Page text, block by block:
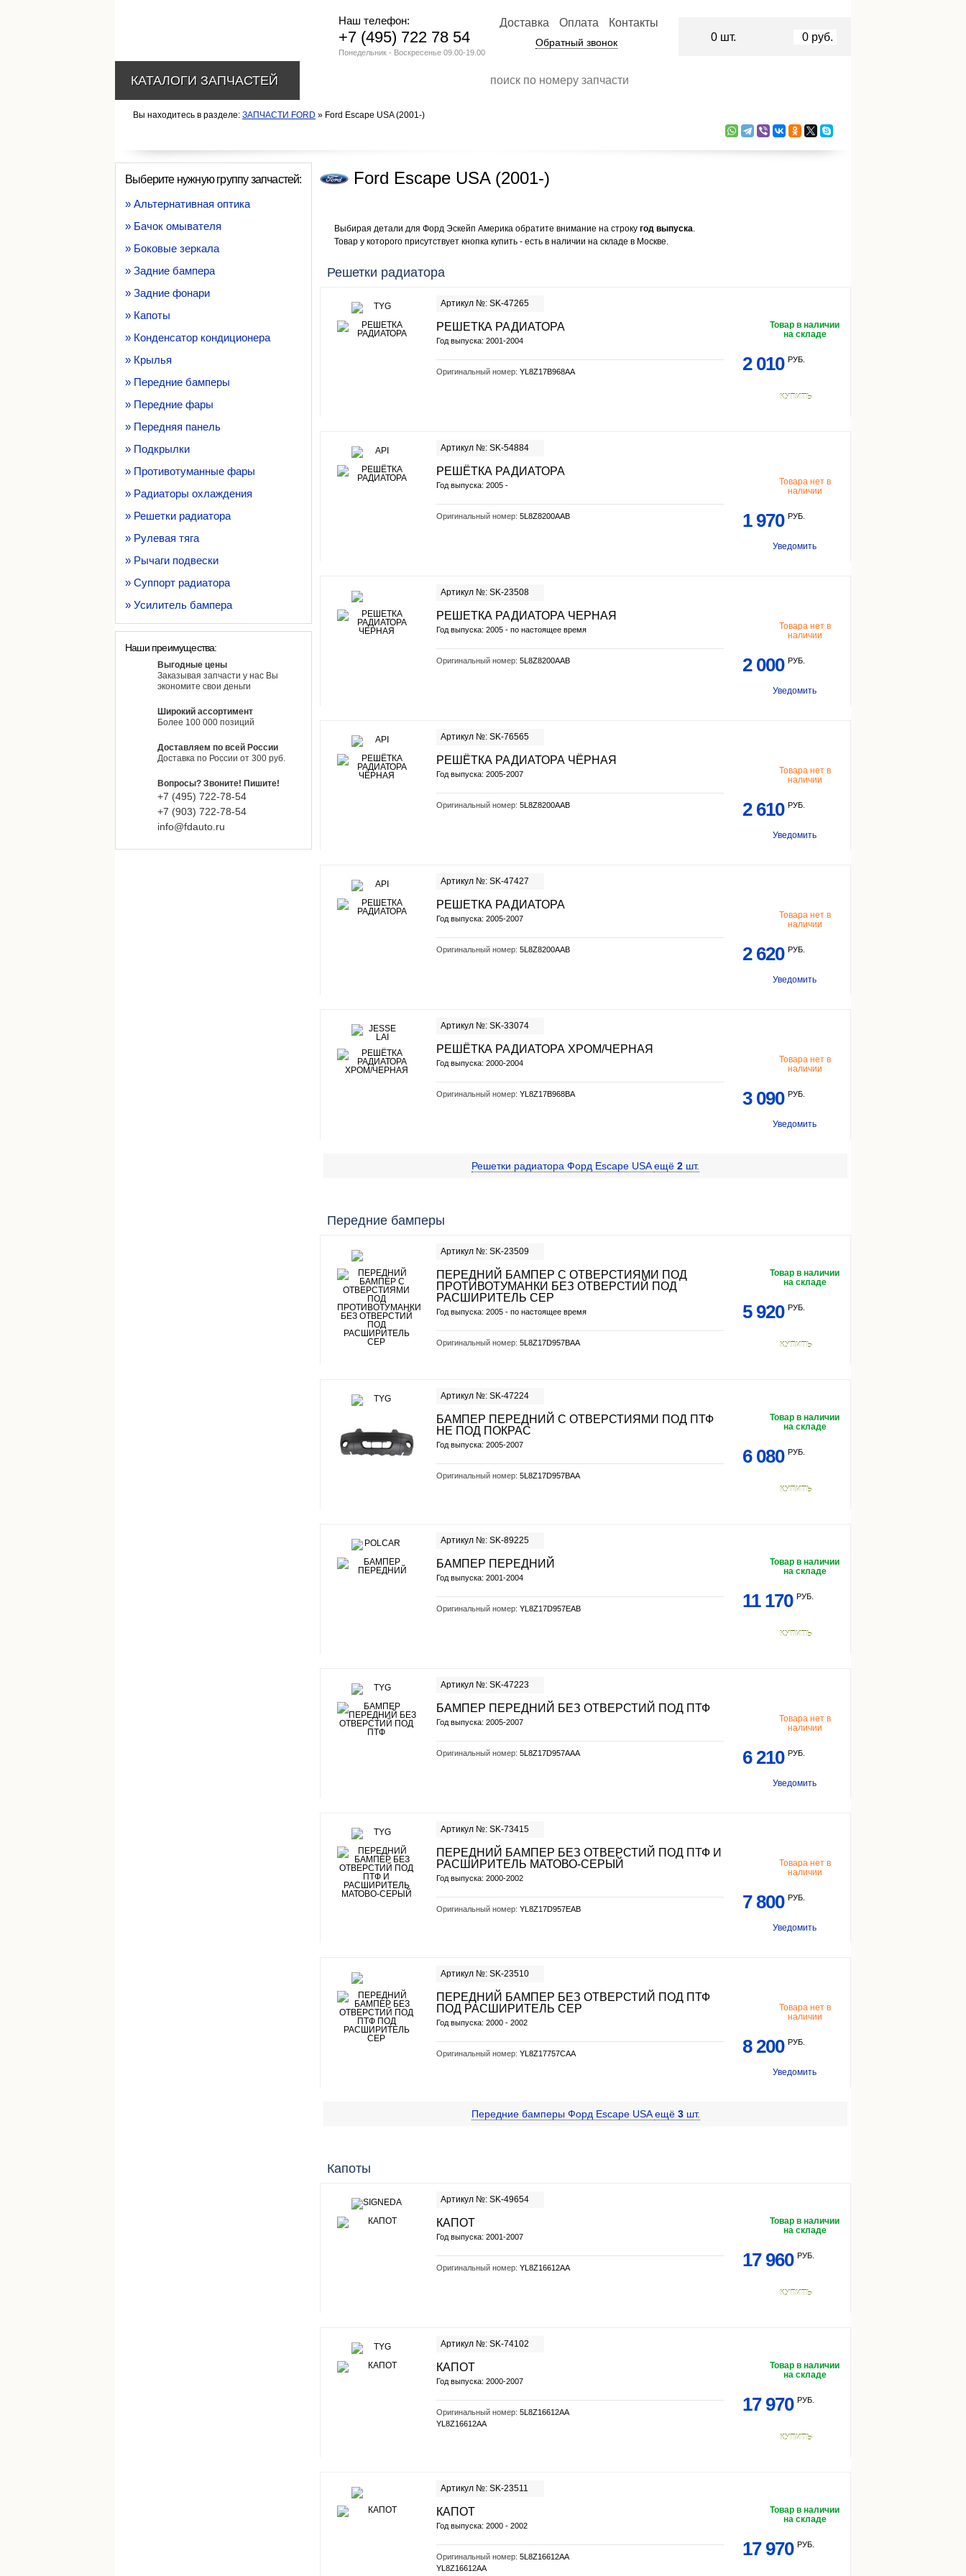
Вы находитесь в разделе: ЗАПЧАСТИ FORD » Ford Escape USA (2001-)
Ford Escape USA (2001-)
Выбирая детали для Форд Эскейп Америка обратите внимание на строку год выпуска.
Товар у которого присутствует кнопка купить - есть в наличии на складе в Москве.
Решетки радиатора
Артикул №: SK-47265
РЕШЕТКА РАДИАТОРА
Год выпуска: 2001-2004
Оригинальный номер: YL8Z17B968AA
Товар в наличии
на складе
2 010 РУБ.
КУПИТЬ
Артикул №: SK-54884
РЕШЁТКА РАДИАТОРА
Год выпуска: 2005 -
Оригинальный номер: 5L8Z8200AAB
Товара нет в
наличии
1 970 РУБ.
Уведомить
Артикул №: SK-23508
РЕШЕТКА РАДИАТОРА ЧЕРНАЯ
Год выпуска: 2005 - по настоящее время
Оригинальный номер: 5L8Z8200AAB
Товара нет в
наличии
2 000 РУБ.
Уведомить
Артикул №: SK-76565
РЕШЁТКА РАДИАТОРА ЧЁРНАЯ
Год выпуска: 2005-2007
Оригинальный номер: 5L8Z8200AAB
Товара нет в
наличии
2 610 РУБ.
Уведомить
Артикул №: SK-47427
РЕШЕТКА РАДИАТОРА
Год выпуска: 2005-2007
Оригинальный номер: 5L8Z8200AAB
Товара нет в
наличии
2 620 РУБ.
Уведомить
Артикул №: SK-33074
РЕШЁТКА РАДИАТОРА ХРОМ/ЧЕРНАЯ
Год выпуска: 2000-2004
Оригинальный номер: YL8Z17B968BA
Товара нет в
наличии
3 090 РУБ.
Уведомить
Решетки радиатора Форд Escape USAещё 2 шт.
Передние бамперы
Артикул №: SK-23509
ПЕРЕДНИЙ БАМПЕР С ОТВЕРСТИЯМИ ПОД
ПРОТИВОТУМАНКИ БЕЗ ОТВЕРСТИЙ ПОД
РАСШИРИТЕЛЬ СЕР
Год выпуска: 2005 - по настоящее время
Оригинальный номер: 5L8Z17D957BAA
Товар в наличии
на складе
5 920 РУБ.
КУПИТЬ
Артикул №: SK-47224
БАМПЕР ПЕРЕДНИЙ С ОТВЕРСТИЯМИ ПОД ПТФ
НЕ ПОД ПОКРАС
Год выпуска: 2005-2007
Оригинальный номер: 5L8Z17D957BAA
Товар в наличии
на складе
6 080 РУБ.
КУПИТЬ
Артикул №: SK-89225
БАМПЕР ПЕРЕДНИЙ
Год выпуска: 2001-2004
Оригинальный номер: YL8Z17D957EAB
Товар в наличии
на складе
11 170 РУБ.
КУПИТЬ
Артикул №: SK-47223
БАМПЕР ПЕРЕДНИЙ БЕЗ ОТВЕРСТИЙ ПОД ПТФ
Год выпуска: 2005-2007
Оригинальный номер: 5L8Z17D957AAA
Товара нет в
наличии
6 210 РУБ.
Уведомить
Артикул №: SK-73415
ПЕРЕДНИЙ БАМПЕР БЕЗ ОТВЕРСТИЙ ПОД ПТФ И
РАСШИРИТЕЛЬ МАТОВО-СЕРЫЙ
Год выпуска: 2000-2002
Оригинальный номер: YL8Z17D957EAB
Товара нет в
наличии
7 800 РУБ.
Уведомить
Артикул №: SK-23510
ПЕРЕДНИЙ БАМПЕР БЕЗ ОТВЕРСТИЙ ПОД ПТФ
ПОД РАСШИРИТЕЛЬ СЕР
Год выпуска: 2000 - 2002
Оригинальный номер: YL8Z17757CAA
Товара нет в
наличии
8 200 РУБ.
Уведомить
Передние бамперы Форд Escape USAещё 3шт.
Капоты
Артикул №: SK-49654
КАПОТ
Год выпуска: 2001-2007
Оригинальный номер: YL8Z16612AA
Товар в наличии
на складе
17 960 РУБ.
КУПИТЬ
Артикул №: SK-74102
КАПОТ
Год выпуска: 2000-2007
Оригинальный номер: 5L8Z16612AA
YL8Z16612AA
Товар в наличии
на складе
17 970 РУБ.
КУПИТЬ
Артикул №: SK-23511
КАПОТ
Год выпуска: 2000 - 2002
Оригинальный номер: 5L8Z16612AA
YL8Z16612AA
Товар в наличии
на складе
17 970 РУБ.
Выберите нужную группу запчастей:
» Альтернативная оптика
» Бачок омывателя
» Боковые зеркала
» Задние бампера
» Задние фонари
» Капоты
» Конденсатор кондиционера
» Крылья
» Передние бамперы
» Передние фары
» Передняя панель
» Подкрылки
» Противотуманные фары
» Радиаторы охлаждения
» Решетки радиатора
» Рулевая тяга
» Рычаги подвески
» Суппорт радиатора
» Усилитель бампера
Наши преимущества:
Выгодные цены
Заказывая запчасти у нас Вы
экономите свои деньги
Широкий ассортимент
Более 100 000 позиций
Доставляем по всей России
Доставка по России от 300 руб.
Вопросы? Звоните! Пишите!
+7 (495) 722-78-54
+7 (903) 722-78-54
info@fdauto.ru
Наш телефон:
+7 (495) 722 78 54
Понедельник - Воскресенье 09.00-19.00
Доставка Оплата Контакты
Обратный звонок 0 шт. 0 руб.
КАТАЛОГИ ЗАПЧАСТЕЙ